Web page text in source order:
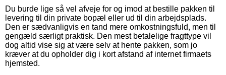
Du burde lige så vel afveje for og imod at bestille pakken til
levering til din private bopæl eller ud til din arbejdsplads.
Den er sædvanligvis en tand mere omkostningsfuld, men til
gengæld særligt praktisk. Den mest betalelige fragttype vil
dog altid vise sig at være selv at hente pakken, som jo
kræver at du opholder dig i kort afstand af internet firmaets
hjemsted.